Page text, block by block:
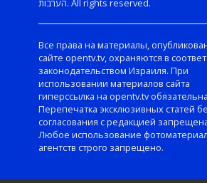
הערבות. All rights reserved.
Все права на материалы,
сайте opentv.tv, охраняются в
законодательством Израиля. При
использовании материалов сайта
гиперссылка на opentv.tv
Перепечатка эксклюзивных статей
согласования с редакцией
Любое использование
агентств строго запрещено.